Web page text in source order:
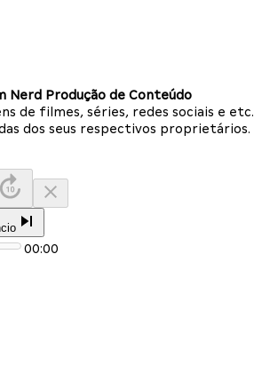
Nerd Produção de Conteúdo
de filmes, séries, redes sociais e etc.
dos seus respectivos proprietários.
00:00